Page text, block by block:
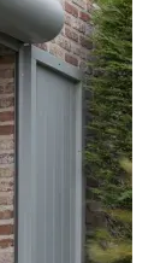
Pergolas
Carports
Cloture